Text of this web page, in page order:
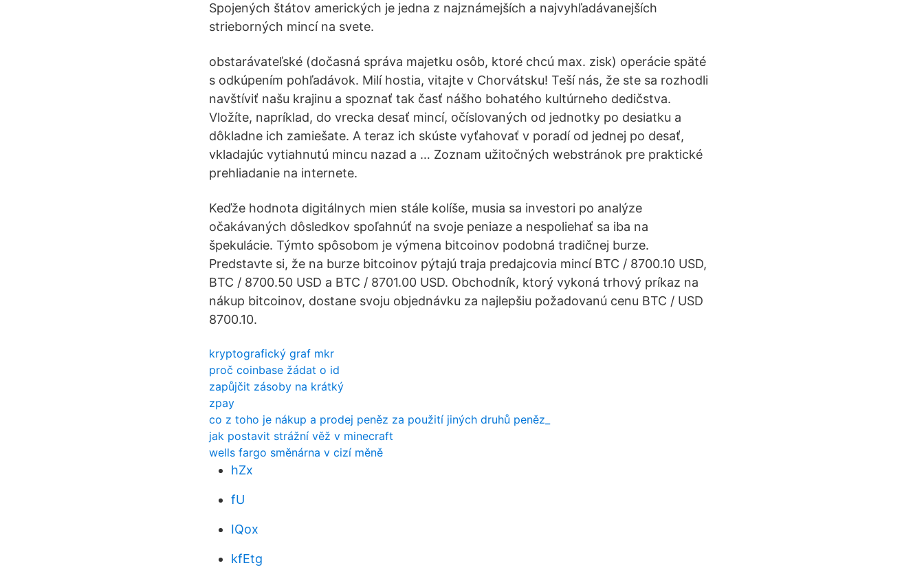
Spojených štátov amerických je jedna z najznámejších a najvyhľadávanejších
strieborných mincí na svete.
obstarávateľské (dočasná správa majetku osôb, ktoré chcú max. zisk) operácie späté
s odkúpením pohľadávok. Milí hostia, vitajte v Chorvátsku! Teší nás, že ste sa rozhodli
navštíviť našu krajinu a spoznať tak časť nášho bohatého kultúrneho dedičstva.
Vložíte, napríklad, do vrecka desať mincí, očíslovaných od jednotky po desiatku a
dôkladne ich zamiešate. A teraz ich skúste vyťahovať v poradí od jednej po desať,
vkladajúc vytiahnutú mincu nazad a … Zoznam užitočných webstránok pre praktické
prehliadanie na internete.
Keďže hodnota digitálnych mien stále kolíše, musia sa investori po analýze
očakávaných dôsledkov spoľahnúť na svoje peniaze a nespoliehať sa iba na
špekulácie. Týmto spôsobom je výmena bitcoinov podobná tradičnej burze.
Predstavte si, že na burze bitcoinov pýtajú traja predajcovia mincí BTC / 8700.10 USD,
BTC / 8700.50 USD a BTC / 8701.00 USD. Obchodník, ktorý vykoná trhový príkaz na
nákup bitcoinov, dostane svoju objednávku za najlepšiu požadovanú cenu BTC / USD
8700.10.
kryptografický graf mkr
proč coinbase žádat o id
zapůjčit zásoby na krátký
zpay
co z toho je nákup a prodej peněz za použití jiných druhů peněz_
jak postavit strážní věž v minecraft
wells fargo směnárna v cizí měně
hZx
fU
IQox
kfEtg